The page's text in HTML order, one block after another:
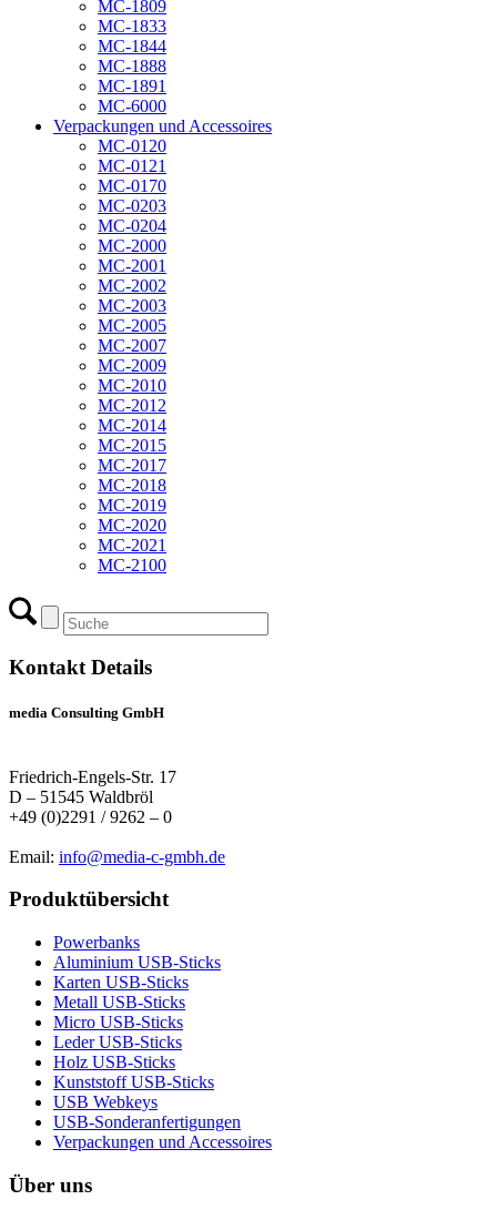
MC-1809
MC-1833
MC-1844
MC-1888
MC-1891
MC-6000
Verpackungen und Accessoires
MC-0120
MC-0121
MC-0170
MC-0203
MC-0204
MC-2000
MC-2001
MC-2002
MC-2003
MC-2005
MC-2007
MC-2009
MC-2010
MC-2012
MC-2014
MC-2015
MC-2017
MC-2018
MC-2019
MC-2020
MC-2021
MC-2100
Kontakt Details
media Consulting GmbH
Friedrich-Engels-Str. 17
D – 51545 Waldbröl
+49 (0)2291 / 9262 – 0
Email: info@media-c-gmbh.de
Produktübersicht
Powerbanks
Aluminium USB-Sticks
Karten USB-Sticks
Metall USB-Sticks
Micro USB-Sticks
Leder USB-Sticks
Holz USB-Sticks
Kunststoff USB-Sticks
USB Webkeys
USB-Sonderanfertigungen
Verpackungen und Accessoires
Über uns